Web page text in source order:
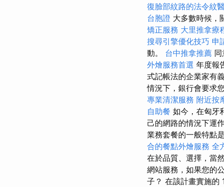
復臉部紋路的法令紋
台胞證 大多數時候，
矯正服務 大里推拿療
搜尋引擎優化技巧 申
動。 台中推拿推薦
外燴服務首選 年度報
式記帳法的企業家有
情況下，銀行會要求
專業清潔服務 附近按
自助餐 如今，在匈牙
己的網路的情況下運
業務套餐的一般特點
合的餐點外燴服務 全
在於品質、選擇，當
網站服務，如果您的
子？ 在該計畫實施的